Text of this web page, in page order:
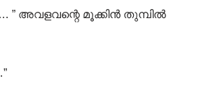
” അവളവന്റെ മൂക്കിൻ തുമ്പിൽ